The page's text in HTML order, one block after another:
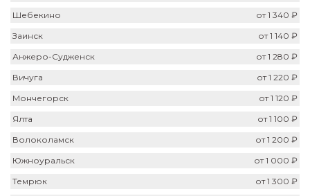
Шебекино
от 1 340 ₽
Заинск
от 1 140 ₽
Анжеро-Судженск
от 1 280 ₽
Вичуга
от 1 220 ₽
Мончегорск
от 1 120 ₽
Ялта
от 1 100 ₽
Волоколамск
от 1 200 ₽
Южноуральск
от 1 000 ₽
Темрюк
от 1 300 ₽